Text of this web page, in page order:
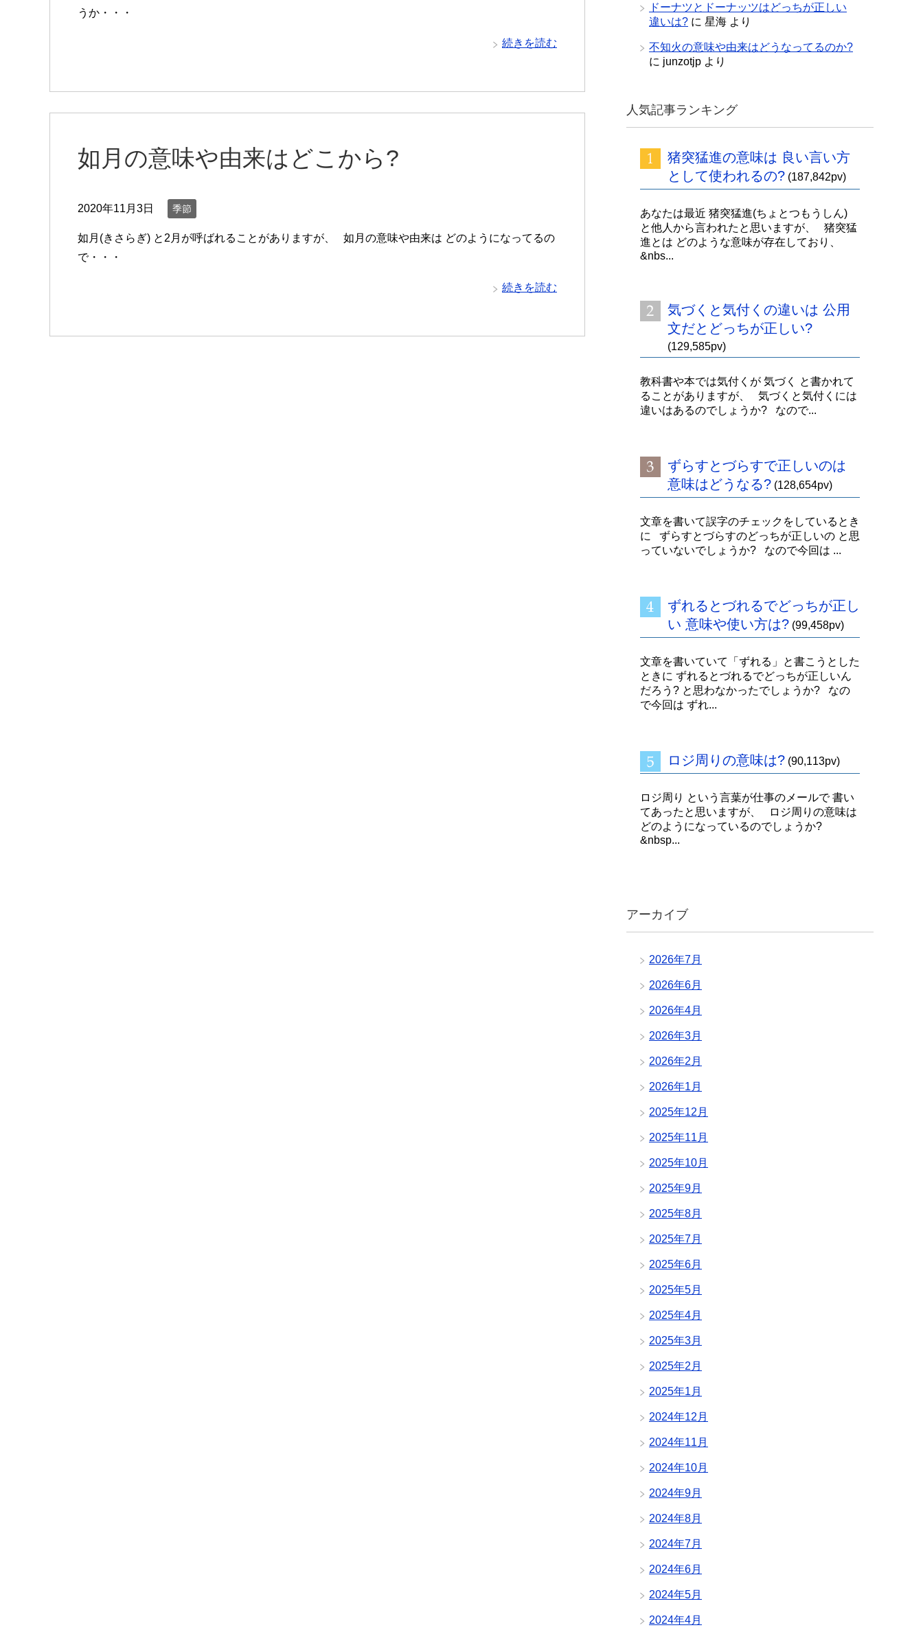
うか・・・
続きを読む
如月の意味や由来はどこから?
2020年11月3日 季節
如月(きさらぎ) と2月が呼ばれることがありますが、 如月の意味や由来は どのようになってるの
で・・・
続きを読む
ドーナツとドーナッツはどっちが正しい
違いは? に 星海 より
不知火の意味や由来はどうなってるのか?
に junzotjp より
人気記事ランキング
猪突猛進の意味は 良い言い方
として使われるの? (187,842pv)
あなたは最近 猪突猛進(ちょとつもうしん)
と他人から言われたと思いますが、 猪突猛
進とは どのような意味が存在しており、
&nbs...
気づくと気付くの違いは 公用
文だとどっちが正しい?
(129,585pv)
教科書や本では気付くが 気づく と書かれて
ることがありますが、 気づくと気付くには
違いはあるのでしょうか? なので...
ずらすとづらすで正しいのは
意味はどうなる? (128,654pv)
文章を書いて誤字のチェックをしているとき
に ずらすとづらすのどっちが正しいの と思
っていないでしょうか? なので今回は ...
ずれるとづれるでどっちが正し
い 意味や使い方は? (99,458pv)
文章を書いていて「ずれる」と書こうとした
ときに ずれるとづれるでどっちが正しいん
だろう? と思わなかったでしょうか? なの
で今回は ずれ...
ロジ周りの意味は? (90,113pv)
ロジ周り という言葉が仕事のメールで 書い
てあったと思いますが、 ロジ周りの意味は
どのようになっているのでしょうか?
&nbsp...
アーカイブ
2026年7月
2026年6月
2026年4月
2026年3月
2026年2月
2026年1月
2025年12月
2025年11月
2025年10月
2025年9月
2025年8月
2025年7月
2025年6月
2025年5月
2025年4月
2025年3月
2025年2月
2025年1月
2024年12月
2024年11月
2024年10月
2024年9月
2024年8月
2024年7月
2024年6月
2024年5月
2024年4月